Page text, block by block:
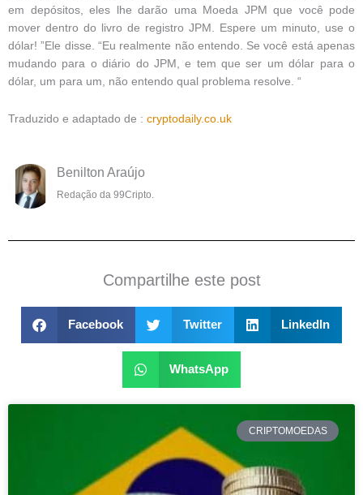
em depósitos, eles lhe darão uma Moeda JPM que você pode
mover dentro do livro de registro JPM. Espere um minuto, use o
dólar! ”Ele disse. “Eu realmente não entendo. Se você está apenas
mudando para o diário do JPM, e tem que ser um dólar para o
dólar, um para um, não entendo qual problema resolve. “
Traduzido e adaptado de : cryptodaily.co.uk
Benilton Araújo
Redação da 99Cripto.
Compartilhe este post
Facebook Twitter LinkedIn
WhatsApp
CRIPTOMOEDAS